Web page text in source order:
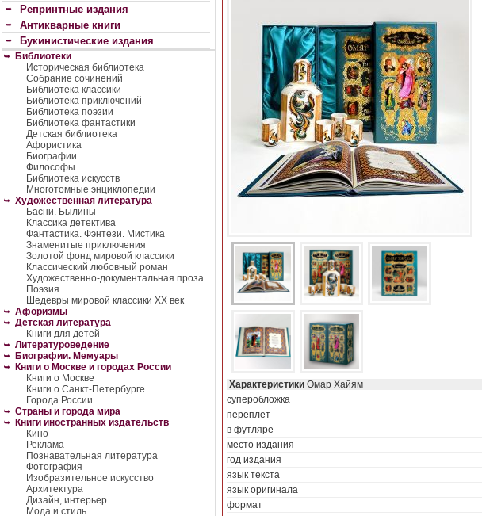
Характеристики Омар Хайям
суперобложка
переплет
в футляре
место издания
год издания
язык текста
язык оригинала
формат
Репринтные издания
Антикварные книги
Букинистические издания
Библиотеки
Историческая библиотека
Собрание сочинений
Библиотека классики
Библиотека приключений
Библиотека поэзии
Библиотека фантастики
Детская библиотека
Афористика
Биографии
Философы
Библиотека искусств
Многотомные энциклопедии
Художественная литература
Басни. Былины
Классика детектива
Фантастика. Фэнтези. Мистика
Знаменитые приключения
Золотой фонд мировой классики
Классический любовный роман
Художественно-документальная проза
Поэзия
Шедевры мировой классики XX век
Афоризмы
Детская литература
Книги для детей
Литературоведение
Биографии. Мемуары
Книги о Москве и городах России
Книги о Москве
Книги о Санкт-Петербурге
Города России
Страны и города мира
Книги иностранных издательств
Кино
Реклама
Познавательная литература
Фотография
Изобразительное искусство
Архитектура
Дизайн, интерьер
Мода и стиль